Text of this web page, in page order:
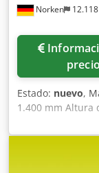
Norken
Información de
precio
Estado: nuevo,
1.400 mm Altura
Akhock
4 unidades
ajuste del
rodillos